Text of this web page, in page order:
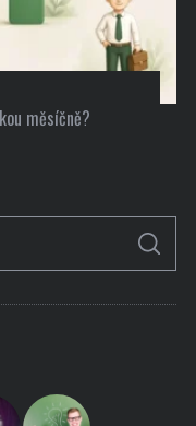
měsíčně?
S
A
C